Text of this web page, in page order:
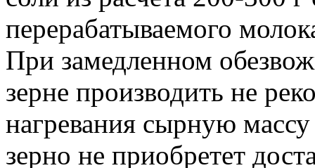
перерабатываемого
При замедленном
зерне производить не
нагревания сырную
зерно не приобретет